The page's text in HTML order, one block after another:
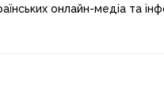
онлайн-медіа та